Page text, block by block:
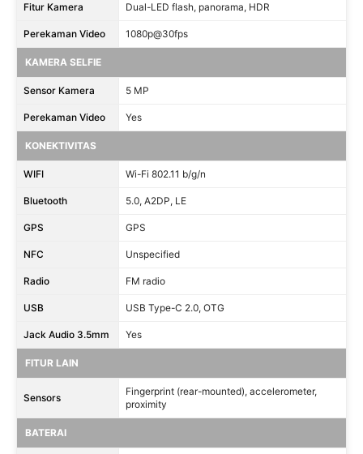
Fitur Kamera Dual-LED flash, panorama, HDR
Perekaman Video 1080p@30fps
KAMERA SELFIE
Sensor Kamera 5 MP
Perekaman Video Yes
KONEKTIVITAS
WIFI Wi-Fi 802.11 b/g/n
Bluetooth 5.0, A2DP, LE
GPS GPS
NFC Unspecified
Radio FM radio
USB USB Type-C 2.0, OTG
Jack Audio 3.5mm Yes
FITUR LAIN
Sensors
Fingerprint (rear-mounted), accelerometer,
proximity
BATERAI